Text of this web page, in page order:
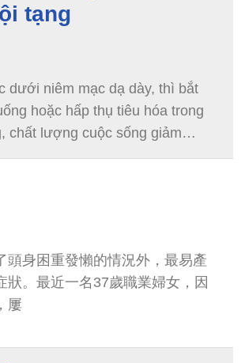
tạng
dưới niêm mạc dạ dày, thì bắt
hoặc hấp thụ tiêu hóa trong
chất lượng cuộc sống giảm
Quốc thông qua phẫu thuật nội
dưới niêm mạc sau nội soi
頭身困重發懶的情況外，最易產
。最近一名37歲職業婦女，因
屢